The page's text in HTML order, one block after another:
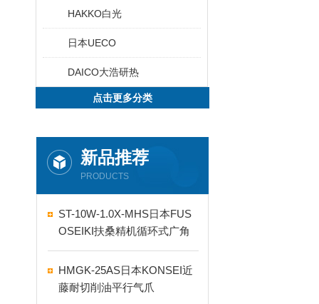
HAKKO白光
日本UECO
DAICO大浩研热
点击更多分类
新品推荐
PRODUCTS
ST-10W-1.0X-MHS日本FUS
OSEIKI扶桑精机循环式广角
自动喷嘴
HMGK-25AS日本KONSEI近
藤耐切削油平行气爪